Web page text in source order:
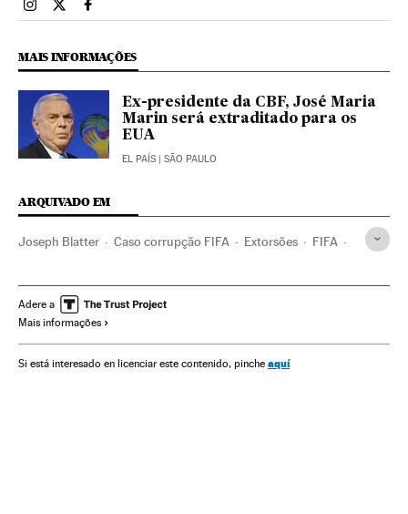
Esportes El País Brasil en Instagram
Esportes El País Brasil en Twitter
Esportes El País Brasil en Facebook
MAIS INFORMAÇÕES
Ex-presidente da CBF, José Maria
Marin será extraditado para os
EUA
EL PAÍS | SÃO PAULO
ARQUIVADO EM
Joseph Blatter Caso corrupção FIFA Extorsões FIFA
Caixa dois Casos judiciais
Organizações desportivas
Justiça Clubes futebol Times esportes Futebol
Adere a
Mais informações
Si está interesado en licenciar este contenido, pinche aquí